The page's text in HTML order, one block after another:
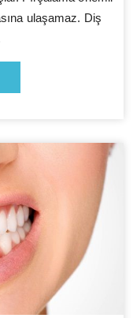
ulaşamaz. Diş